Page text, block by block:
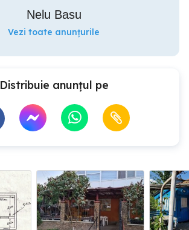
Nelu Basu
Vezi toate anunțurile
Distribuie anunțul pe